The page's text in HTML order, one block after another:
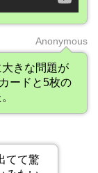
Anonymous
きな問題が
ードと5枚の
てて驚